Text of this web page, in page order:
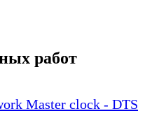
работ
Master clock - DTS